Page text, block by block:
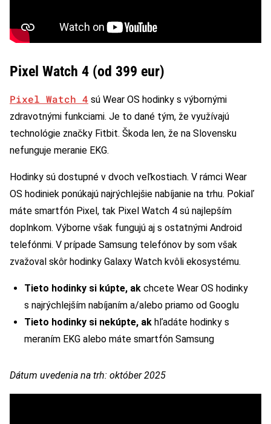
Pixel Watch 4 (od 399 eur)
Pixel Watch 4 sú Wear OS hodinky s výbornými
zdravotnými funkciami. Je to dané tým, že využívajú
technológie značky Fitbit. Škoda len, že na Slovensku
nefunguje meranie EKG.
Hodinky sú dostupné v dvoch veľkostiach. V rámci Wear
OS hodiniek ponúkajú najrýchlejšie nabíjanie na trhu. Pokiaľ
máte smartfón Pixel, tak Pixel Watch 4 sú najlepším
doplnkom. Výborne však fungujú aj s ostatnými Android
telefónmi. V prípade Samsung telefónov by som však
zvažoval skôr hodinky Galaxy Watch kvôli ekosystému.
Tieto hodinky si kúpte, ak chcete Wear OS hodinky
s najrýchlejším nabíjaním a/alebo priamo od Googlu
Tieto hodinky si nekúpte, ak hľadáte hodinky s
meraním EKG alebo máte smartfón Samsung
Dátum uvedenia na trh: október 2025